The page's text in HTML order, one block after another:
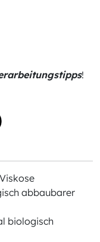
!
abbaubarer
biologisch